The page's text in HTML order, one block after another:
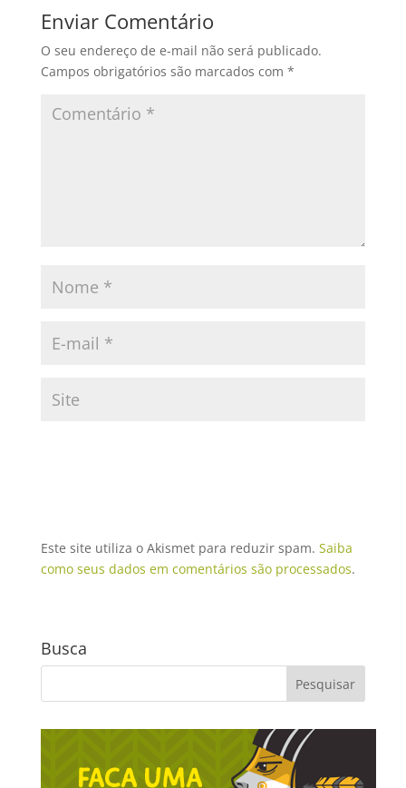
Enviar Comentário
O seu endereço de e-mail não será publicado.
Campos obrigatórios são marcados com *
Este site utiliza o Akismet para reduzir spam. Saiba
como seus dados em comentários são processados.
Busca